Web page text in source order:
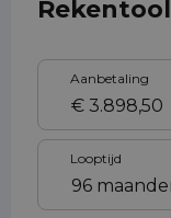
Rekentool
Aanbetaling
Looptijd